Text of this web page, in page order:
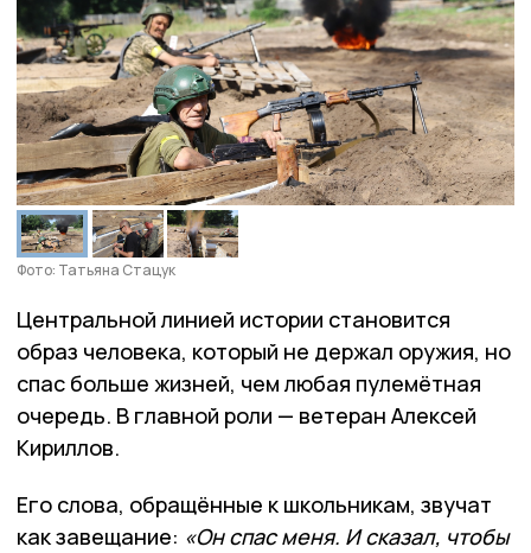
Фото: Татьяна Стацук
Центральной линией истории становится
образ человека, который не держал оружия, но
спас больше жизней, чем любая пулемётная
очередь. В главной роли — ветеран Алексей
Кириллов.
Его слова, обращённые к школьникам, звучат
как завещание: «Он спас меня. И сказал, чтобы